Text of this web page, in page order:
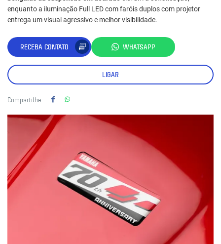
enquanto a iluminação Full LED com faróis duplos com projetor
entrega um visual agressivo e melhor visibilidade.
RECEBA CONTATO WHATSAPP
LIGAR
Compartilhe: